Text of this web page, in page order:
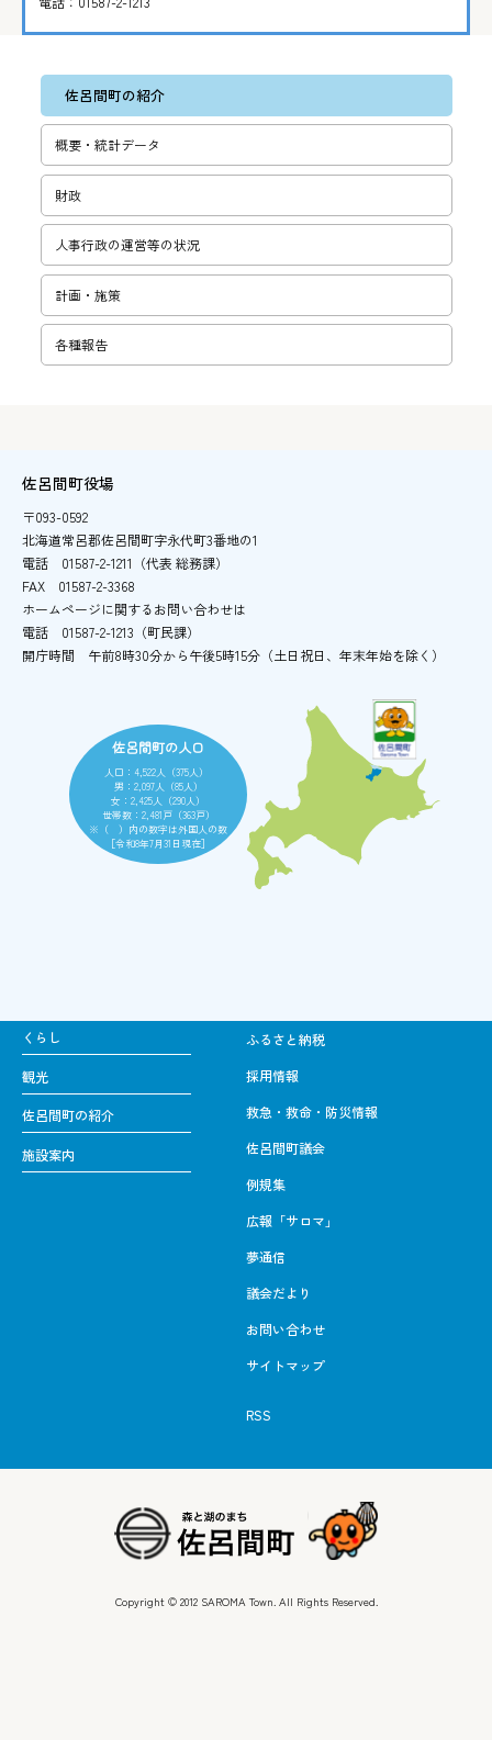
佐呂間町の紹介
概要・統計データ
財政
人事行政の運営等の状況
計画・施策
各種報告
佐呂間町役場
〒093-0592
北海道常呂郡佐呂間町字永代町3番地の1
電話
01587-2-1211（代表 総務課）
FAX
01587-2-3368
ホームページに関するお問い合わせは
電話
01587-2-1213（町民課）
開庁時間
午前8時30分から午後5時15分 （土日祝日、年末年始を除く）
佐呂間町の人口
人口：4,522人（375人）
男：2,097人（85人）
女：2,425人（290人）
世帯数：2,481戸（363戸）
※（ ）内の数字は外国人の数
［令和8年7月31日現在］
くらし
観光
佐呂間町の紹介
施設案内
ふるさと納税
採用情報
救急・救命・防災情報
佐呂間町議会
例規集
広報「サロマ」
夢通信
議会だより
お問い合わせ
サイトマップ
RSS
Copyright © 2012 SAROMA Town. All Rights Reserved.